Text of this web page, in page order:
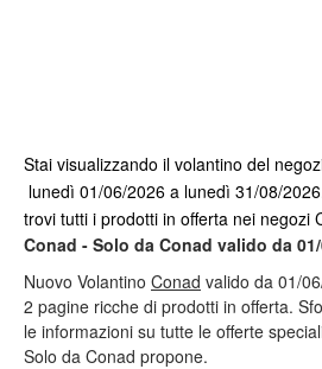
Stai visualizzando il volantino del
lunedì 01/06/2026 a lunedì 31/08/
trovi tutti i prodotti in offerta nei negozi
Conad - Solo da Conad valido da
Nuovo Volantino Conad valido da 01/
2 pagine ricche di prodotti in offerta.
le informazioni su tutte le offerte
Solo da Conad propone.